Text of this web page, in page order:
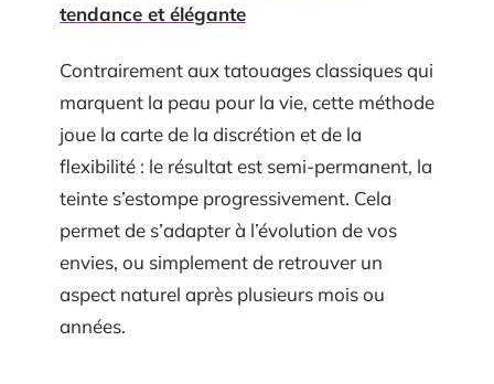
tendance et élégante
Contrairement aux tatouages classiques qui
marquent la peau pour la vie, cette méthode
joue la carte de la discrétion et de la
flexibilité : le résultat est semi-permanent, la
teinte s’estompe progressivement. Cela
permet de s’adapter à l’évolution de vos
envies, ou simplement de retrouver un
aspect naturel après plusieurs mois ou
années.